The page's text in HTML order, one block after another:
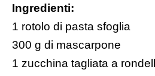
Ingredienti:
1 rotolo di pasta sfoglia
300 g di mascarpone
1 zucchina tagliata a